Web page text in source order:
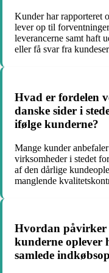
Kunder har rapporteret
lever op til
leverancerne samt haft
eller få svar fra
Hvad er fordelen
danske sider i
ifølge kunderne?
Mange kunder
virksomheder i stedet
af den dårlige
manglende
Hvordan påvirker
kunderne oplever
samlede